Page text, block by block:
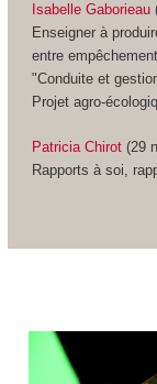
Isabelle Gaborieau
Enseigner à
entre
"Conduite et
Projet agro-
Patricia Chirot(29
Rapports à soi,